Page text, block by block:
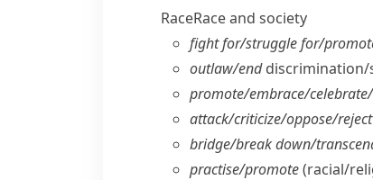
RaceRace and society
fight for/​struggle for/​
outlaw/​enddiscrimination/​
promote/​embrace/​
attack/​criticize/​oppose/​reject
bridge/​break down/​
practise/​promote(racial/​